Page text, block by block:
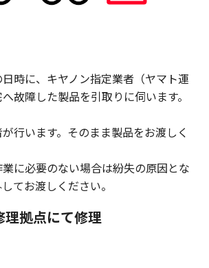
時に、キヤノン指定業者（ヤマト運
故障した製品を引取りに伺います。
が行います。そのまま製品をお渡しく
業に必要のない場合は紛失の原因とな
てお渡しください。
理拠点にて修理